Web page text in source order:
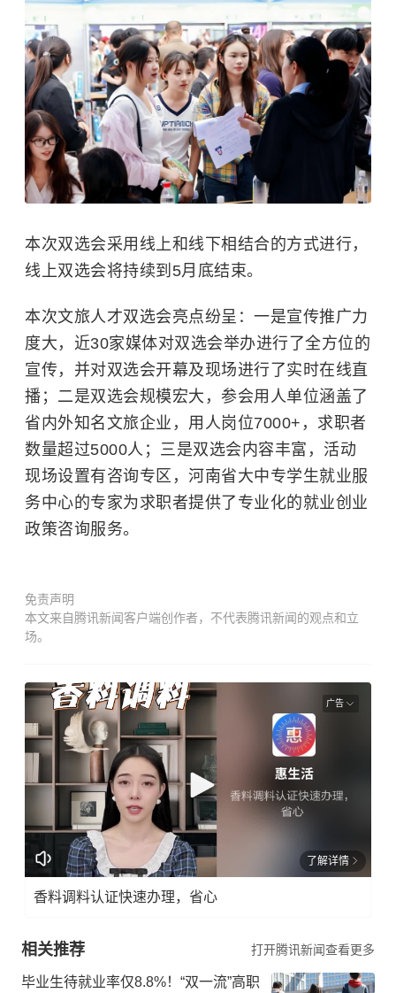
本次双选会采用线上和线下相结合的方式进行，
线上双选会将持续到5月底结束。
本次文旅人才双选会亮点纷呈：一是宣传推广力
度大，近30家媒体对双选会举办进行了全方位的
宣传，并对双选会开幕及现场进行了实时在线直
播；二是双选会规模宏大，参会用人单位涵盖了
省内外知名文旅企业，用人岗位7000+，求职者
数量超过5000人；三是双选会内容丰富，活动
现场设置有咨询专区，河南省大中专学生就业服
务中心的专家为求职者提供了专业化的就业创业
政策咨询服务。
免责声明
本文来自腾讯新闻客户端创作者，不代表腾讯新闻的观点和立
场。
广告
了解详情
香料调料认证快速办理，省心
相关推荐 打开腾讯新闻查看更多
毕业生待就业率仅8.8%！“双一流”高职